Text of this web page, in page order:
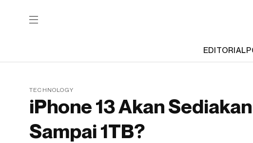
EDITORIAL
TECHNOLOGY
iPhone 13 Akan
Sampai 1TB?